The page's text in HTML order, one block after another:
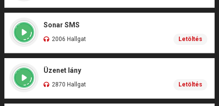
Sonar SMS
2006 Hallgat Letöltés
Üzenet lány
2870 Hallgat Letöltés